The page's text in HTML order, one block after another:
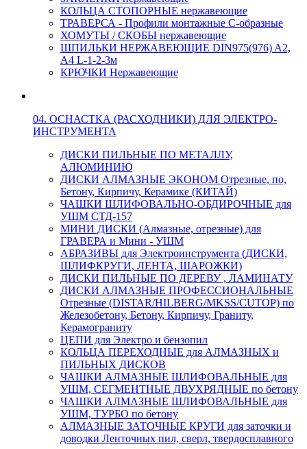
КОЛЬЦА СТОПОРНЫЕ нержавеющие
ТРАВЕРСА - Профили монтажные С-образные
ХОМУТЫ / СКОБЫ нержавеющие
ШПИЛЬКИ НЕРЖАВЕЮЩИЕ DIN975(976) A2,
А4 L-1-2-3м
КРЮЧКИ Нержавеющие
04. ОСНАСТКА (РАСХОДНИКИ) ДЛЯ ЭЛЕКТРО-
ИНСТРУМЕНТА
ДИСКИ ПИЛЬНЫЕ ПО МЕТАЛЛУ,
АЛЮМИНИЮ
ДИСКИ АЛМАЗНЫЕ ЭКОНОМ Отрезные, по,
Бетону, Кирпичу, Керамике (КИТАЙ)
ЧАШКИ ШЛИФОВАЛЬНО-ОБДИРОЧНЫЕ для
УШМ СТД-157
МИНИ ДИСКИ (Алмазные, отрезные) для
ГРАВЕРА и Мини - УШМ
АБРАЗИВЫ для Электроинструмента (ДИСКИ,
ШЛИФКРУГИ, ЛЕНТА, ШАРОЖКИ)
ДИСКИ ПИЛЬНЫЕ ПО ДЕРЕВУ , ЛАМИНАТУ
ДИСКИ АЛМАЗНЫЕ ПРОФЕССИОНАЛЬНЫЕ
Отрезные (DISTAR/HILBERG/MKSS/CUTOP) по
Железобетону, Бетону, Кирпичу, Граниту,
Керамограниту
ЦЕПИ для Электро и бензопил
КОЛЬЦА ПЕРЕХОДНЫЕ для АЛМАЗНЫХ и
ПИЛЬНЫХ ДИСКОВ
ЧАШКИ АЛМАЗНЫЕ ШЛИФОВАЛЬНЫЕ для
УШМ, СЕГМЕНТНЫЕ ДВУХРЯДНЫЕ по бетону
ЧАШКИ АЛМАЗНЫЕ ШЛИФОВАЛЬНЫЕ для
УШМ, ТУРБО по бетону
АЛМАЗНЫЕ ЗАТОЧНЫЕ КРУГИ для заточки и
доводки Ленточных пил, сверл, твердосплавного